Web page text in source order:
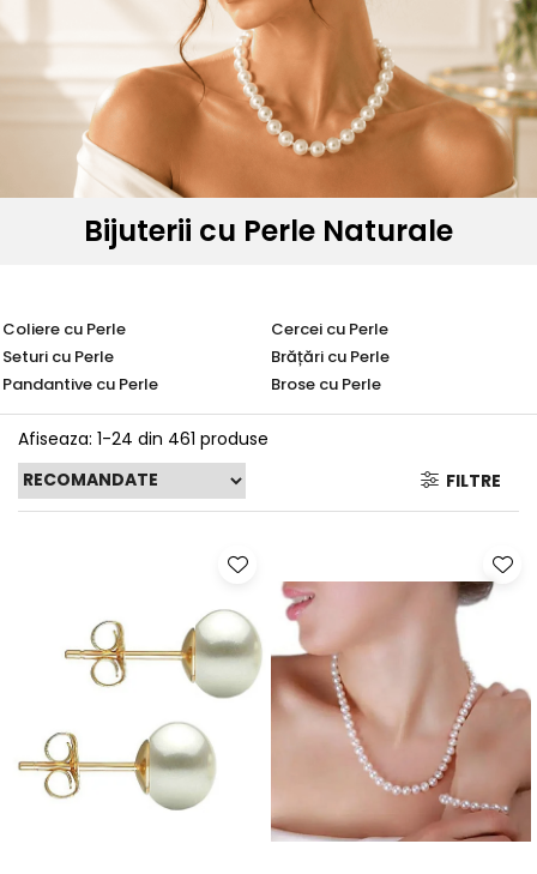
Seturi Perle cu Argint
Brățări cu Perle
Pandantive cu Perle
Brose cu Perle
Bijuterii cu Perle Naturale
Coliere cu Perle
Cercei cu Perle
Seturi cu Perle
Brățări cu Perle
Pandantive cu Perle
Brose cu Perle
Afiseaza: 1-24 din 461 produse
FILTRE